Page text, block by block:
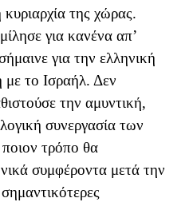
κυριαρχία της χώρας.
για κανένα απ’
για την ελληνική
με το Ισραήλ. Δεν
την αμυντική,
συνεργασία των
τρόπο θα
συμφέροντα μετά την